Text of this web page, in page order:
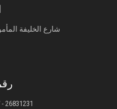
شارع الخليفة
26831231 - 26831417 - 26831474